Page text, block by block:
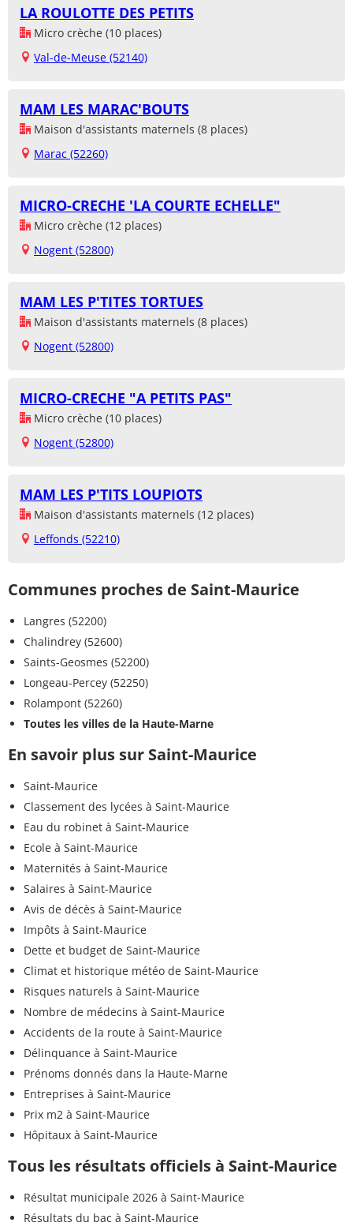
LA ROULOTTE DES PETITS
Micro crèche (10 places)
Val-de-Meuse (52140)
MAM LES MARAC'BOUTS
Maison d'assistants maternels (8 places)
Marac (52260)
MICRO-CRECHE 'LA COURTE ECHELLE"
Micro crèche (12 places)
Nogent (52800)
MAM LES P'TITES TORTUES
Maison d'assistants maternels (8 places)
Nogent (52800)
MICRO-CRECHE "A PETITS PAS"
Micro crèche (10 places)
Nogent (52800)
MAM LES P'TITS LOUPIOTS
Maison d'assistants maternels (12 places)
Leffonds (52210)
Communes proches de Saint-Maurice
Langres (52200)
Chalindrey (52600)
Saints-Geosmes (52200)
Longeau-Percey (52250)
Rolampont (52260)
Toutes les villes de la Haute-Marne
En savoir plus sur Saint-Maurice
Saint-Maurice
Classement des lycées à Saint-Maurice
Eau du robinet à Saint-Maurice
Ecole à Saint-Maurice
Maternités à Saint-Maurice
Salaires à Saint-Maurice
Avis de décès à Saint-Maurice
Impôts à Saint-Maurice
Dette et budget de Saint-Maurice
Climat et historique météo de Saint-Maurice
Risques naturels à Saint-Maurice
Nombre de médecins à Saint-Maurice
Accidents de la route à Saint-Maurice
Délinquance à Saint-Maurice
Prénoms donnés dans la Haute-Marne
Entreprises à Saint-Maurice
Prix m2 à Saint-Maurice
Hôpitaux à Saint-Maurice
Tous les résultats officiels à Saint-Maurice
Résultat municipale 2026 à Saint-Maurice
Résultats du bac à Saint-Maurice